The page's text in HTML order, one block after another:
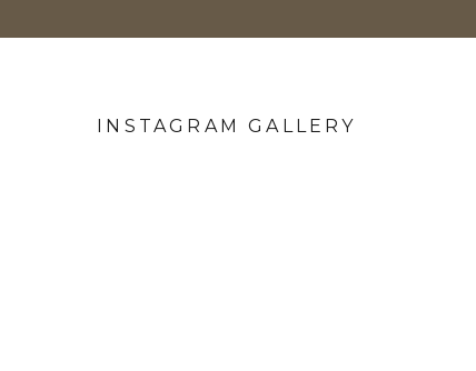
INSTAGRAM GALLERY